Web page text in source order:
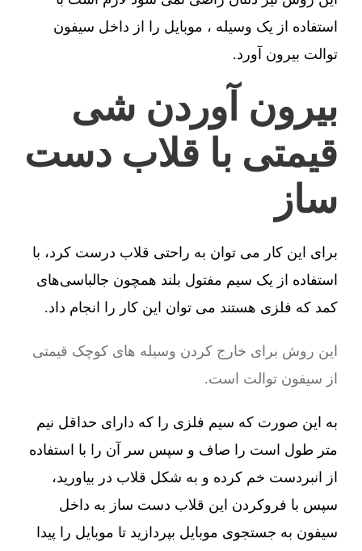
استفاده از یک وسیله ، موبایل را از داخل سیفون
توالت بیرون آورد.
بیرون آوردن شی
قیمتی با قلاب دست
ساز
برای این کار می توان به راحتی قلاب درست کرد، با
استفاده از یک سیم مفتول بلند همچون جالباسی‌های
کمد که فلزی هستند می توان این کار را انجام داد.
این روش برای خارج کردن وسیله های کوچک قیمتی
از سیفون توالت است.
به این صورت که سیم فلزی را که دارای حداقل نیم
متر طول است را صاف و سپس سر آن را با استفاده
از انبردست خم کرده و به شکل قلاب در بیاورید،
سپس با فروکردن این قلاب دست ساز به داخل
سیفون به جستجوی موبایل بپردازید تا موبایل را پیدا